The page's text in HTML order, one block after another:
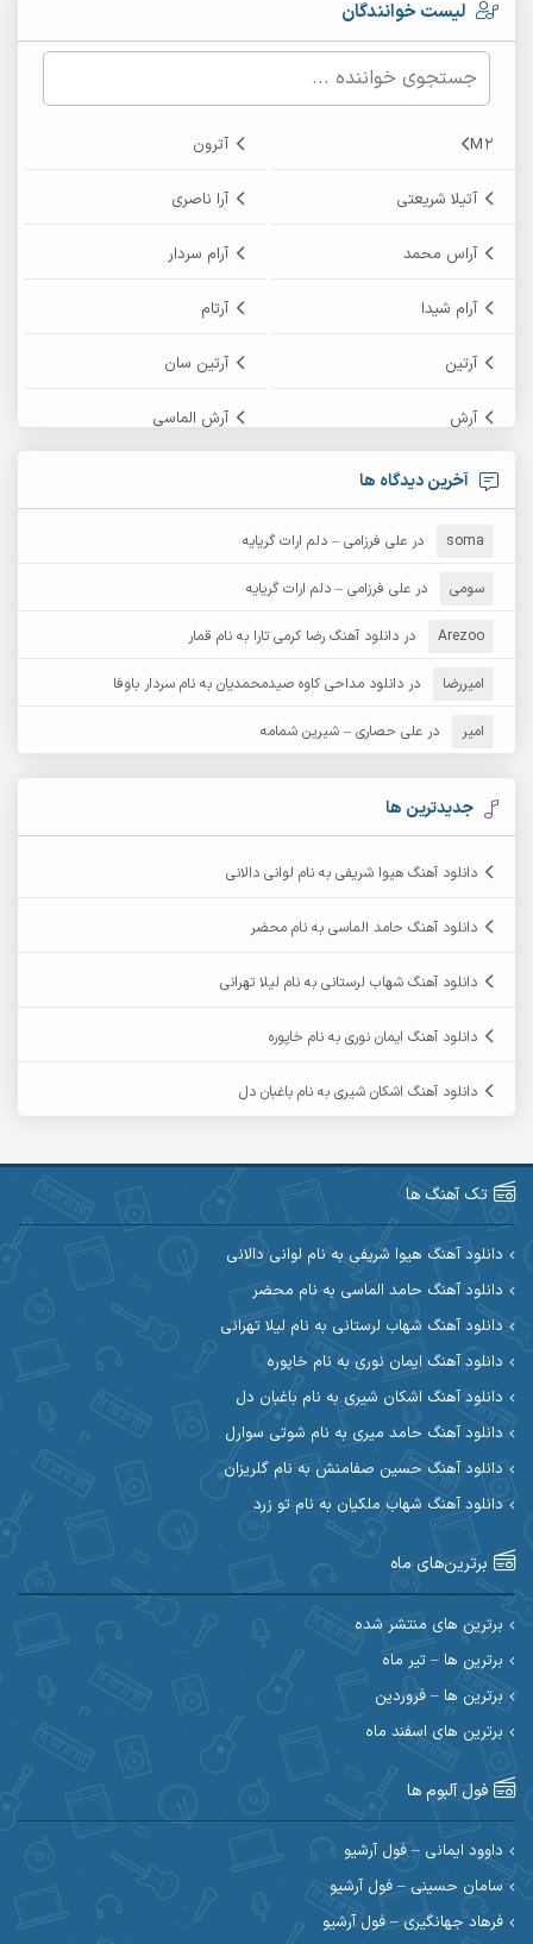
لیست خوانندگان
M2 آترون
آتیلا شریعتی آرا ناصری
آراس محمد آرام سردار
آرام شیدا آرتام
آرتین آرتین سان
آرش آرش الماسی
آرش امامی
آرش عثمان
آرش مبهم آرش مستشیری
آرش مهرابی آرش نظری
آرشام
آرکاداش
آرین صیادی
آرین مریدی
آوات بوکانی
آیت احمدنژاد
ابراهیم شمس ابوالحسن جاویدان
ابی حسینی
احسان آیینفر
احسان امیدوار
احسان حیدری احسان دریادل
احسان رمضانی احسان علیانی
احسان کریمی احسان کمری
احسان مرادیان احمد اسلامی
احمد بیرانوند
احمد صحراییان
آخرین دیدگاه ها
soma در علی فرزامی – دلم ارات گریایه
سومی در علی فرزامی – دلم ارات گریایه
Arezoo در دانلود آهنگ رضا کرمی تارا به نام قمار
امیررضا در دانلود مداحی کاوه صیدمحمدیان به نام سردار باوفا
امیر در علی حصاری – شیرین شمامه
جدیدترین ها
دانلود آهنگ هیوا شریفی به نام لوانی دالانی
دانلود آهنگ حامد الماسی به نام محضر
دانلود آهنگ شهاب لرستانی به نام لیلا تهرانی
دانلود آهنگ ایمان نوری به نام خاپوره
دانلود آهنگ اشکان شیری به نام باغبان دل
تک آهنگ ها
دانلود آهنگ هیوا شریفی به نام لوانی دالانی
دانلود آهنگ حامد الماسی به نام محضر
دانلود آهنگ شهاب لرستانی به نام لیلا تهرانی
دانلود آهنگ ایمان نوری به نام خاپوره
دانلود آهنگ اشکان شیری به نام باغبان دل
دانلود آهنگ حامد میری به نام شوتی سوارل
دانلود آهنگ حسین صفامنش به نام گلریزان
دانلود آهنگ شهاب ملکیان به نام تو زرد
برترین‌های ماه
برترین های منتشر شده
برترین ها – تیر ماه
برترین ها – فروردین
برترین های اسفند ماه
فول آلبوم ها
داوود ایمانی – فول آرشیو
سامان حسینی – فول آرشیو
فرهاد جهانگیری – فول آرشیو